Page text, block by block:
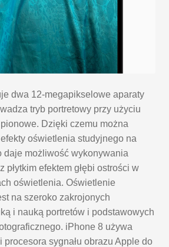
dwa 12-megapikselowe aparaty
tryb portretowy przy użyciu
Dzięki czemu można
oświetlenia studyjnego na
daje możliwość wykonywania
płytkim efektem głębi ostrości w
oświetlenia. Oświetlenie
na szeroko zakrojonych
i nauką portretów i podstawowych
iPhone 8 używa
procesora sygnału obrazu Apple do